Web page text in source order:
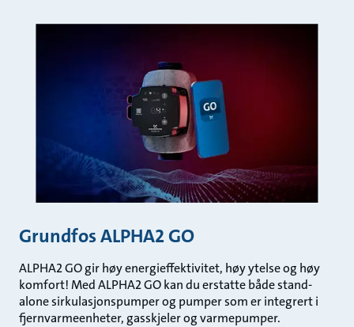
Grundfos ALPHA2 GO
ALPHA2 GO gir høy energieffektivitet, høy ytelse og høy
komfort! Med ALPHA2 GO kan du erstatte både stand-
alone sirkulasjonspumper og pumper som er integrert i
fjernvarmeenheter, gasskjeler og varmepumper.